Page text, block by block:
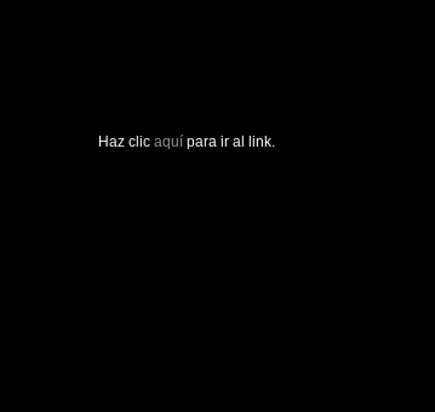
Haz clic aquí para ir al link.